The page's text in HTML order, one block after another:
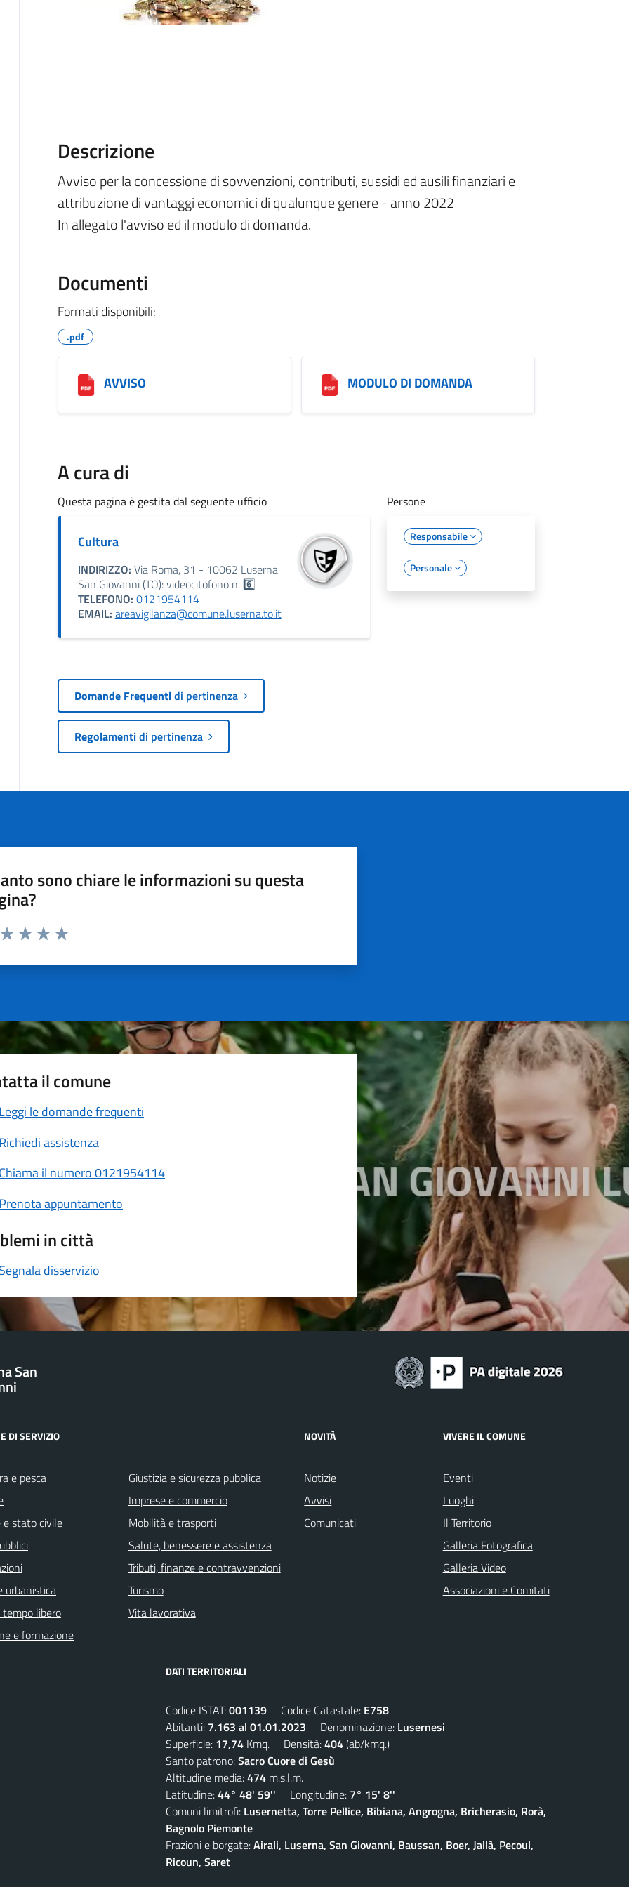
Descrizione
Avviso per la concessione di sovvenzioni, contributi, sussidi ed ausili finanziari e
attribuzione di vantaggi economici di qualunque genere - anno 2022
In allegato l'avviso ed il modulo di domanda.
Documenti
Formati disponibili:
.pdf
AVVISO MODULO DI DOMANDA
A cura di
Questa pagina è gestita dal seguente ufficio
Cultura
INDIRIZZO: Via Roma, 31 - 10062 Luserna
San Giovanni (TO): videocitofono n. 6️⃣
TELEFONO: 0121954114
EMAIL: areavigilanza@comune.luserna.to.it
Persone
Responsabile
Personale
Domande Frequentidi pertinenza
Regolamentidi pertinenza
sono chiare le informazioni su questa
da 1 a 5 stelle la pagina
il comune
Leggi le domande frequenti
Richiedi assistenza
Chiama il numero 0121954114
Prenota appuntamento
in città
Segnala disservizio
San
DI SERVIZIO
e pesca
e stato civile
urbanistica
libero
e formazione
Giustizia e sicurezza pubblica
Imprese e commercio
Mobilità e trasporti
Salute, benessere e assistenza
Tributi, finanze e contravvenzioni
Turismo
Vita lavorativa
NOVITÀ
Notizie
Avvisi
Comunicati
VIVERE IL COMUNE
Eventi
Luoghi
Il Territorio
Galleria Fotografica
Galleria Video
Associazioni e Comitati
DATI TERRITORIALI
Codice ISTAT:001139 Codice Catastale: E758
Abitanti: 7.163 al 01.01.2023 Denominazione: Lusernesi
Superficie: 17,74 Kmq. Densità:404(ab/kmq.)
Santo patrono:Sacro Cuore di Gesù
Altitudine media:474 m.s.l.m.
Latitudine:44° 48' 59'' Longitudine: 7° 15' 8''
Comuni limitrofi: Lusernetta, Torre Pellice, Bibiana, Angrogna, Bricherasio, Rorà,
Bagnolo Piemonte
Frazioni e borgate:Airali, Luserna, San Giovanni, Baussan, Boer, Jallà, Pecoul,
Ricoun, Saret